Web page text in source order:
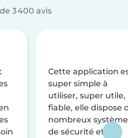
3 400 avis
Cette application
super simple à
utiliser, super utile,
fiable, elle dispose
nombreux
de sécurité et de